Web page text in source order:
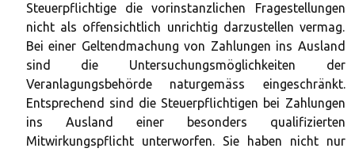
Steuerpflichtige die vorinstanzlichen Fragestellungen
nicht als offensichtlich unrichtig darzustellen vermag.
Bei einer Geltendmachung von Zahlungen ins Ausland
sind die Untersuchungsmöglichkeiten der
Veranlagungsbehörde naturgemäss eingeschränkt.
Entsprechend sind die Steuerpflichtigen bei Zahlungen
ins Ausland einer besonders qualifizierten
Mitwirkungspflicht unterworfen. Sie haben nicht nur